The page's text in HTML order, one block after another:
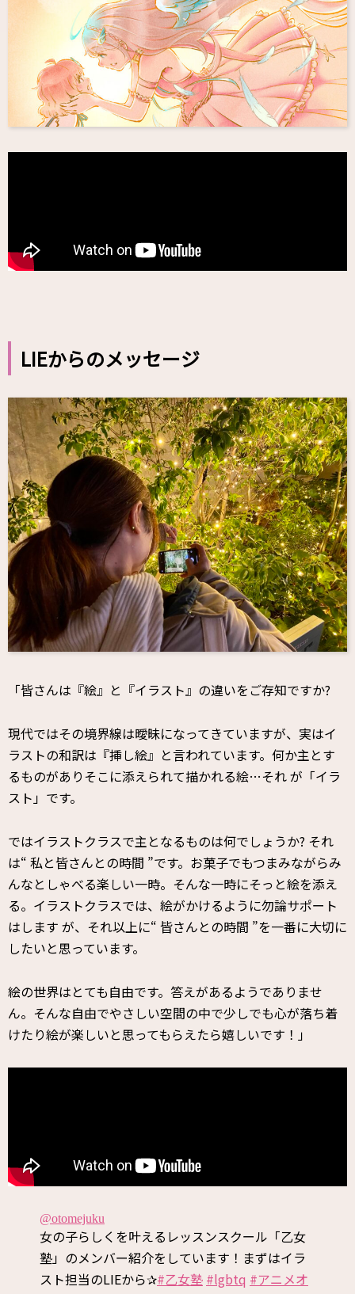
LIEからのメッセージ
「皆さんは『絵』と『イラスト』の違いをご存知ですか?
現代ではその境界線は曖昧になってきていますが、実はイ
ラストの和訳は『挿し絵』と言われています。何か主とす
るものがありそこに添えられて描かれる絵…それ が「イラ
スト」です。
ではイラストクラスで主となるものは何でしょうか? それ
は“ 私と皆さんとの時間 ”です。お菓子でもつまみながらみ
んなとしゃべる楽しい一時。そんな一時にそっと絵を添え
る。イラストクラスでは、絵がかけるように勿論サポート
はします が、それ以上に“ 皆さんとの時間 ”を一番に大切に
したいと思っています。
絵の世界はとても自由です。答えがあるようでありませ
ん。そんな自由でやさしい空間の中で少しでも心が落ち着
けたり絵が楽しいと思ってもらえたら嬉しいです！」
@otomejuku
女の子らしくを叶えるレッスンスクール「乙女
塾」のメンバー紹介をしています！まずはイラ
スト担当のLIEから✰#乙女塾 #lgbtq #アニメオ